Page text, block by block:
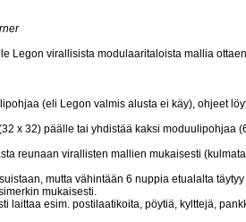
Legon virallisista modulaaritaloista mallia
(eli Legon valmis alusta ei käy), ohjeet
x 32) päälle tai yhdistää kaksi moduulipohjaa
reunaan virallisten mallien mukaisesti
mutta vähintään 6 nuppia etualalta
mukaisesti.
laittaa esim. postilaatikoita, pöytiä, kylttejä,